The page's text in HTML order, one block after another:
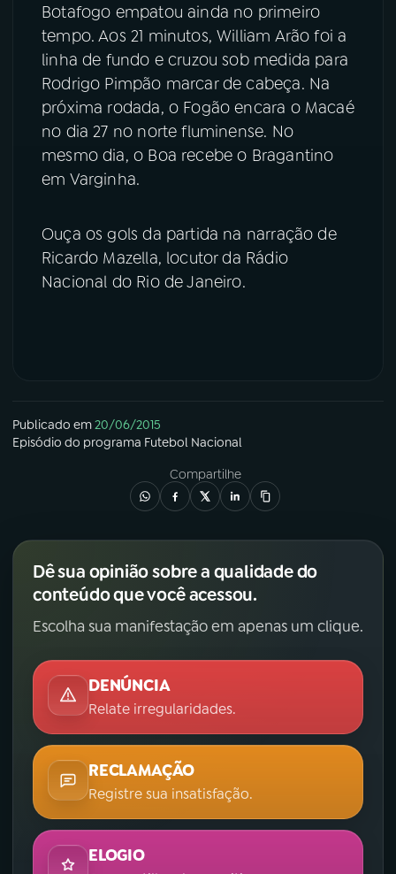
ACOMPANHE A RÁDIO NACIONAL
Instagram X
TikTok
Botafogo empatou ainda no primeiro
tempo. Aos 21 minutos, William Arão foi a
linha de fundo e cruzou sob medida para
Rodrigo Pimpão marcar de cabeça. Na
próxima rodada, o Fogão encara o Macaé
no dia 27 no norte fluminense. No
mesmo dia, o Boa recebe o Bragantino
em Varginha.
Ouça os gols da partida na narração de
Ricardo Mazella, locutor da Rádio
Nacional do Rio de Janeiro.
Publicado em20/06/2015
Episódio do programa Futebol Nacional
Compartilhe
Dê sua opinião sobre a qualidade do
conteúdo que você acessou.
Escolha sua manifestação em apenas um clique.
DENÚNCIA
Relate irregularidades.
RECLAMAÇÃO
Registre sua insatisfação.
ELOGIO